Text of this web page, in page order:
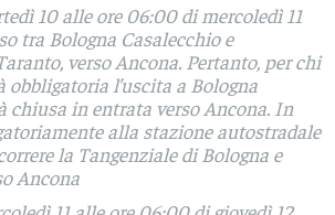
10 alle ore 06:00 di mercoledì 11
tra Bologna Casalecchio e
verso Ancona. Pertanto, per chi
obbligatoria l’uscita a Bologna
chiusa in entrata verso Ancona. In
alla stazione autostradale
la Tangenziale di Bologna e
Ancona